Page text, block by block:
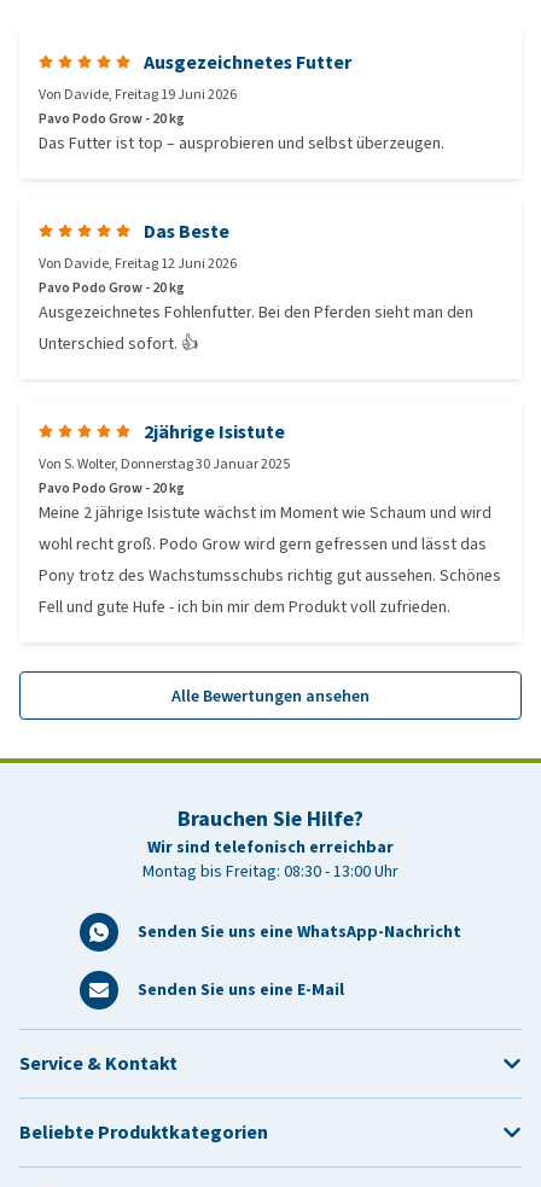
Ausgezeichnetes Futter
Von Davide, Freitag 19 Juni 2026
Pavo Podo Grow - 20 kg
Das Futter ist top – ausprobieren und selbst überzeugen.
Das Beste
Von Davide, Freitag 12 Juni 2026
Pavo Podo Grow - 20 kg
Ausgezeichnetes Fohlenfutter. Bei den Pferden sieht man den
Unterschied sofort. 👍
2jährige Isistute
VonS. Wolter, Donnerstag 30 Januar 2025
Pavo Podo Grow - 20 kg
Meine 2 jährige Isistute wächst im Moment wie Schaum und wird
wohl recht groß. Podo Grow wird gern gefressen und lässt das
Pony trotz des Wachstumsschubs richtig gut aussehen. Schönes
Fell und gute Hufe - ich bin mir dem Produkt voll zufrieden.
Alle Bewertungen ansehen
Brauchen Sie Hilfe?
Wir sind telefonisch erreichbar
Montag bis Freitag: 08:30 - 13:00 Uhr
Senden Sie uns eine WhatsApp-Nachricht
Senden Sie uns eine E-Mail
Service & Kontakt
Beliebte Produktkategorien